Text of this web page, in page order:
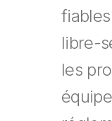
libre-
les